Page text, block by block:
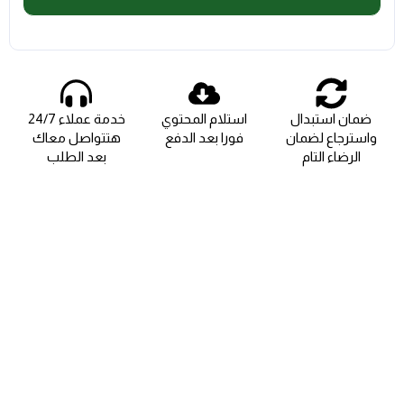
ضمان استبدال
واسترجاع لضمان
الرضاء التام
استلام المحتوي
فورا بعد الدفع
خدمة عملاء 24/7
هتتواصل معاك
بعد الطلب